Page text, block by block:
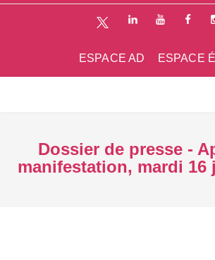
ESPACE
ESPACE AD
Dossier de presse -
manifestation, mardi 16